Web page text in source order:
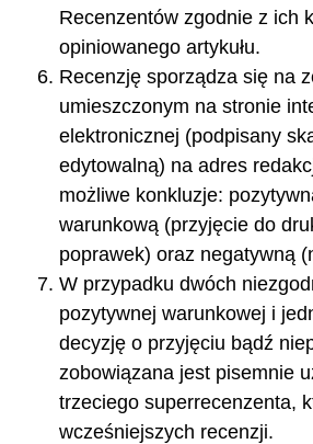
Recenzentów zgodnie z ich
opiniowanego artykułu.
Recenzję sporządza się na
umieszczonym na stronie
elektronicznej (podpisany
edytowalną) na adres
możliwe konkluzje:
warunkową (przyjęcie do
poprawek) oraz negatywną
W przypadku dwóch
pozytywnej warunkowej i
decyzję o przyjęciu bądź
zobowiązana jest pisemnie
trzeciego superrecenzenta,
wcześniejszych recenzji.